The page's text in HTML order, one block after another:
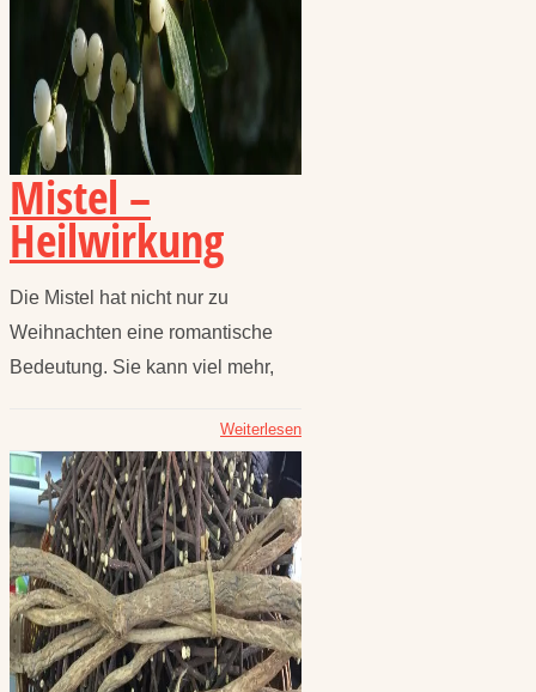
Mistel –
Heilwirkung
Die Mistel hat nicht nur zu
Weihnachten eine romantische
Bedeutung. Sie kann viel mehr,
Weiterlesen